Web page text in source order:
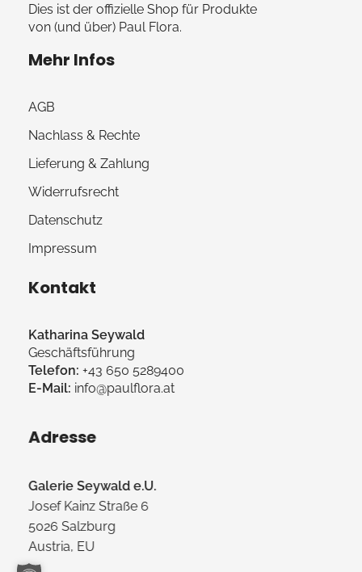
Dies ist der offizielle Shop für Produkte
von (und über) Paul Flora.
Mehr Infos
AGB
Nachlass & Rechte
Lieferung & Zahlung
Widerrufsrecht
Datenschutz
Impressum
Kontakt
Katharina Seywald
Geschäftsführung
Telefon: +43 650 5289400
E-Mail: info@paulflora.at
Adresse
Galerie Seywald e.U.
Josef Kainz Straße 6
5026 Salzburg
Austria, EU